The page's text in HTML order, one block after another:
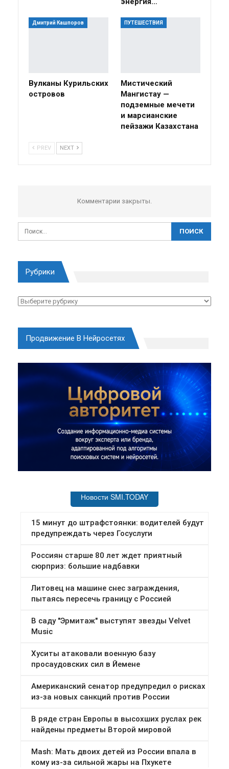
Дмитрий Кашпоров
Вулканы Курильских
островов
ПУТЕШЕСТВИЯ
Мистический
Мангистау —
подземные мечети
и марсианские
пейзажи Казахстана
PREV NEXT
Комментарии закрыты.
Рубрики
Рубрики
Продвижение В Нейросетях